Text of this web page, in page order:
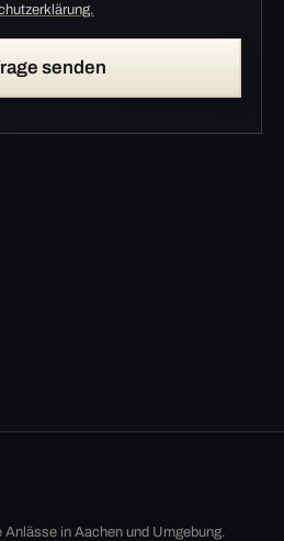
senden
in Aachen und Umgebung.